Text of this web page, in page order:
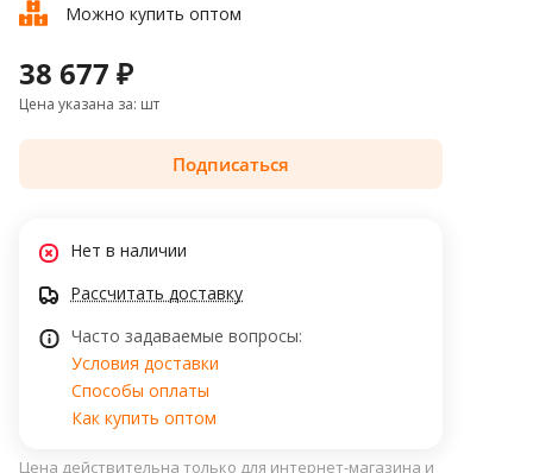
Можно купить оптом
38 677 ₽
Цена указана за: шт
Подписаться
Нет в наличии
Рассчитать доставку
Часто задаваемые вопросы:
Условия доставки
Способы оплаты
Как купить оптом
Цена действительна только для интернет-магазина и